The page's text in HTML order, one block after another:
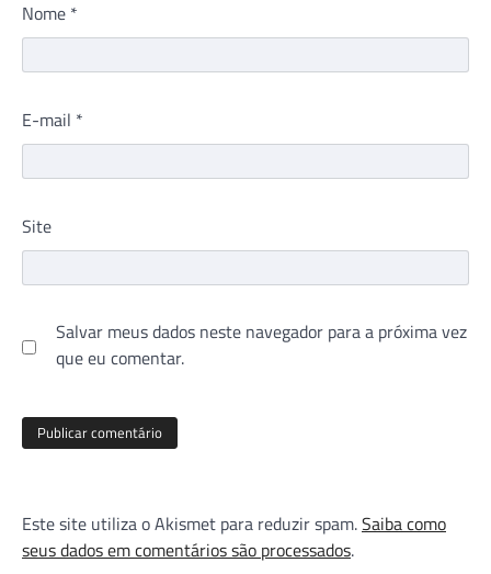
Nome *
E-mail *
Site
Salvar meus dados neste navegador para a próxima vez
que eu comentar.
Este site utiliza o Akismet para reduzir spam.Saiba como
seus dados em comentários são processados.